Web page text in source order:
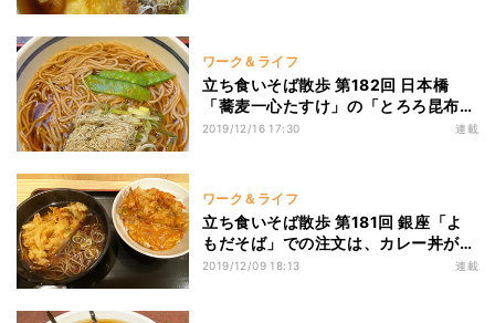
ワーク＆ライフ
立ち食いそば散歩 第182回 日本橋
「蕎麦一心たすけ」の「とろろ昆布そ
ば」はダシと蕎麦が絶品
2019/12/16 17:30 連載
ワーク＆ライフ
立ち食いそば散歩 第181回 銀座「よ
もだそば」での注文は、カレー丼が付
いた「ハーフかき揚げそば」
2019/12/09 18:13 連載